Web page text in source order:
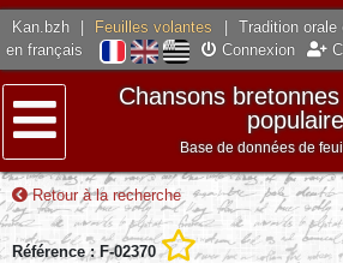
Kan.bzh Feuilles volantes Tradition orale
en français
Connexion
Menu
Chansons
Base de données de
Retour à la recherche
Référence : F-02370